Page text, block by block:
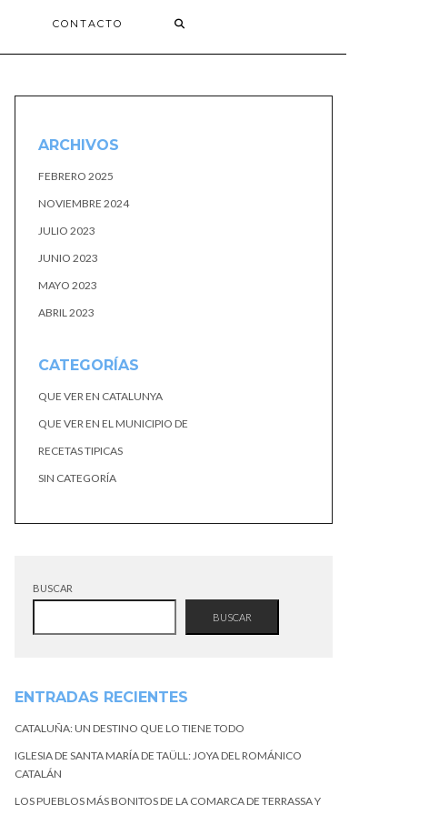
CONTACTO
ARCHIVOS
FEBRERO 2025
NOVIEMBRE 2024
JULIO 2023
JUNIO 2023
MAYO 2023
ABRIL 2023
CATEGORÍAS
QUE VER EN CATALUNYA
QUE VER EN EL MUNICIPIO DE
RECETAS TIPICAS
SIN CATEGORÍA
BUSCAR
BUSCAR
ENTRADAS RECIENTES
CATALUÑA: UN DESTINO QUE LO TIENE TODO
IGLESIA DE SANTA MARÍA DE TAÜLL: JOYA DEL ROMÁNICO
CATALÁN
LOS PUEBLOS MÁS BONITOS DE LA COMARCA DE TERRASSA Y